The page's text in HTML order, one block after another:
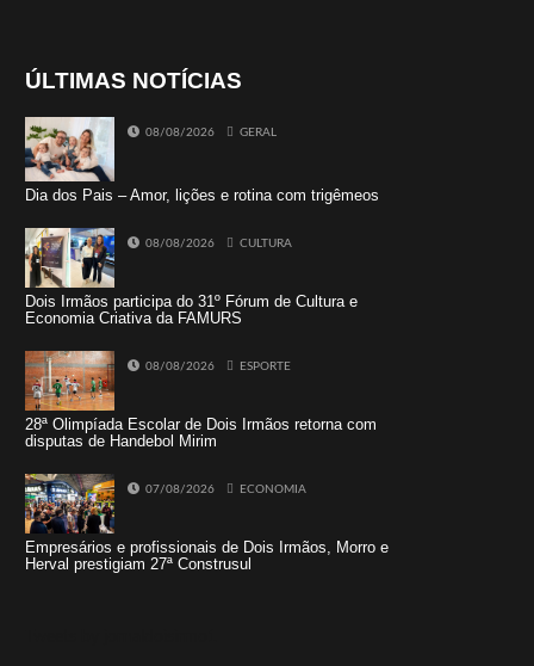
ÚLTIMAS NOTÍCIAS
08/08/2026 GERAL
Dia dos Pais – Amor, lições e rotina com trigêmeos
08/08/2026 CULTURA
Dois Irmãos participa do 31º Fórum de Cultura e
Economia Criativa da FAMURS
08/08/2026 ESPORTE
28ª Olimpíada Escolar de Dois Irmãos retorna com
disputas de Handebol Mirim
07/08/2026 ECONOMIA
Empresários e profissionais de Dois Irmãos, Morro e
Herval prestigiam 27ª Construsul